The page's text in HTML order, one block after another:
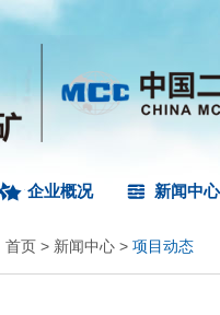
企业概况 新闻中心
首页 > 新闻中心 > 项目动态